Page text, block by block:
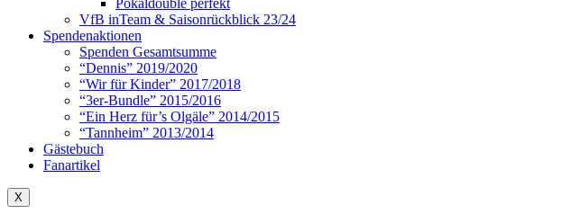
Pokaldouble perfekt
VfB inTeam & Saisonrückblick 23/24
Spendenaktionen
Spenden Gesamtsumme
“Dennis” 2019/2020
“Wir für Kinder” 2017/2018
“3er-Bundle” 2015/2016
“Ein Herz für’s Olgäle” 2014/2015
“Tannheim” 2013/2014
Gästebuch
Fanartikel
X